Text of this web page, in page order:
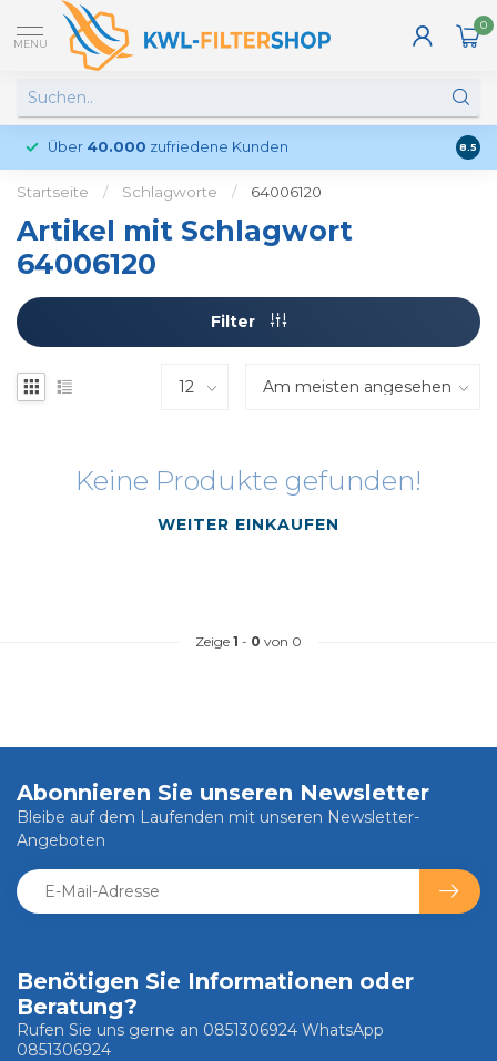
MENU
0
Über 40.000 zufriedene Kunden 8.5
Startseite / Schlagworte / 64006120
Artikel mit Schlagwort
64006120
Filter
Keine Produkte gefunden!
WEITER EINKAUFEN
Zeige 1 - 0 von 0
Benötigen Sie Informationen oder
Beratung?
Rufen Sie uns gerne an 0851306924 WhatsApp
0851306924
Abonnieren Sie unseren Newsletter
Bleibe auf dem Laufenden mit unseren Newsletter-
Angeboten